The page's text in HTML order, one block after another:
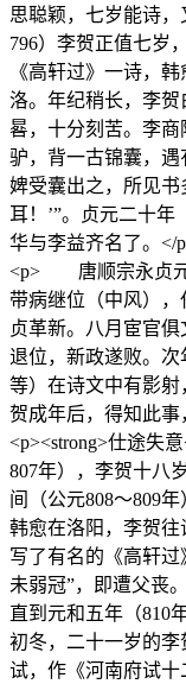
思聪颖，七岁能诗
796）李贺正值七岁
《高轩过》一诗，
洛。年纪稍长，李
晷，十分刻苦。李商
驴，背一古锦囊，
婢受囊出之，所见书
耳！’”。贞元二十
华与李益齐名了。</
<p> 唐顺宗永贞元
带病继位（中风）
贞革新。八月宦官
退位，新政遂败。
等）在诗文中有影
贺成年后，得知此
<p><strong>仕途失
807年），李贺十八
间（公元808～809
韩愈在洛阳，李贺
写了有名的《高轩
未弱冠”，即遭父丧
直到元和五年（810
初冬，二十一岁的
试，作《河南府试